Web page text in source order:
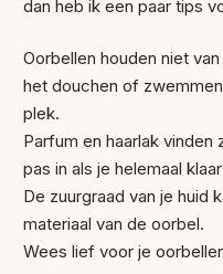
dan heb ik een paar tips
Oorbellen houden niet
het douchen of
plek.
Parfum en haarlak
pas in als je helemaal
De zuurgraad van je huid
materiaal van de oorbel.
Wees lief voor je